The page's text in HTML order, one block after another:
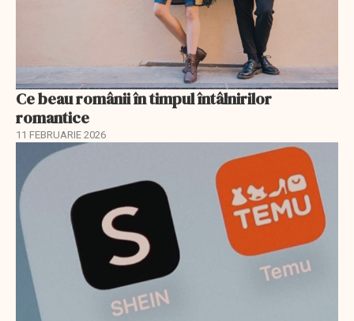
Ce beau românii în timpul întâlnirilor
romantice
11 FEBRUARIE 2026